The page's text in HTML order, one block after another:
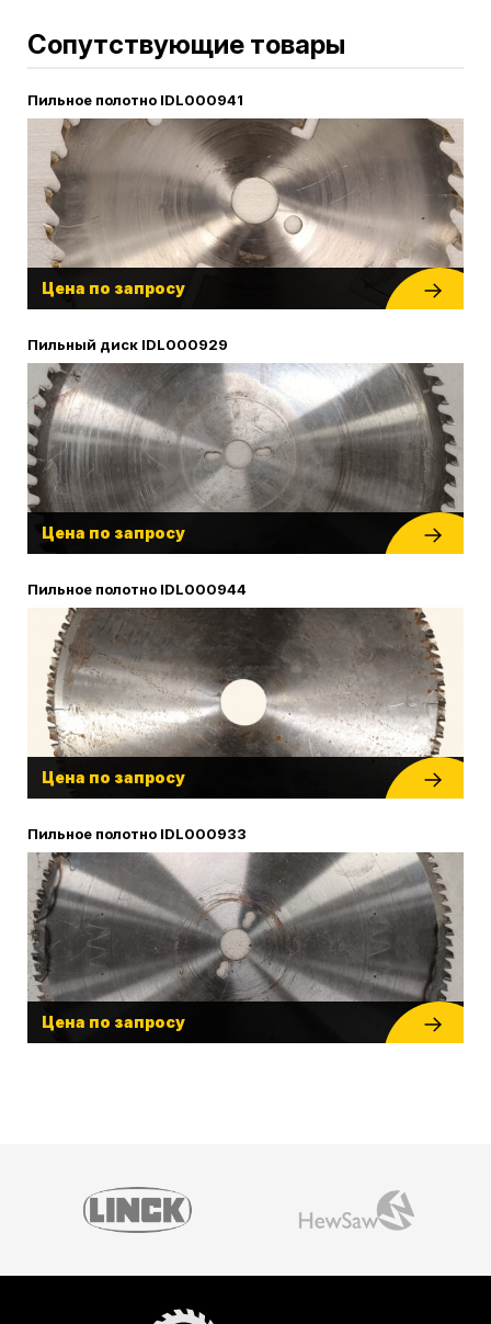
Сопутствующие товары
Пильное полотно IDL000941
Цена по запросу
Пильный диск IDL000929
Цена по запросу
Пильное полотно IDL000944
Цена по запросу
Пильное полотно IDL000933
Цена по запросу